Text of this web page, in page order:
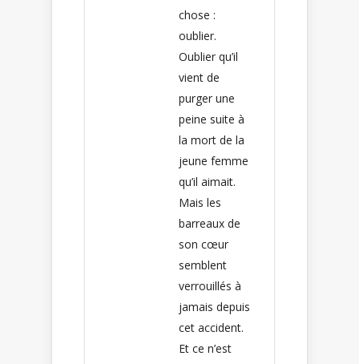
chose :
oublier.
Oublier qu’il
vient de
purger une
peine suite à
la mort de la
jeune femme
qu’il aimait.
Mais les
barreaux de
son cœur
semblent
verrouillés à
jamais depuis
cet accident.
Et ce n’est